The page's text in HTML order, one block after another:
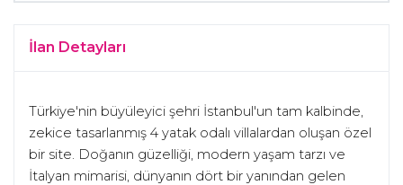
İlan Detayları
Türkiye′nin büyüleyici şehri İstanbul′un tam kalbinde,
zekice tasarlanmış 4 yatak odalı villalardan oluşan özel
bir site. Doğanın güzelliği, modern yaşam tarzı ve
İtalyan mimarisi, dünyanın dört bir yanından gelen